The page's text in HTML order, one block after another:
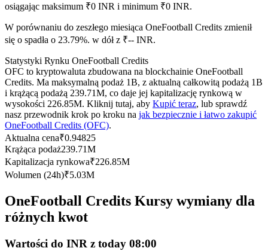
Kontrakty futures wykorzystujące USDC jako zabezpieczenie
Kopiowanie Transakcji
Dołącz do najlepszych traderów
osiągając maksimum ₹0 INR i minimum ₹0 INR.
W porównaniu do zeszłego miesiąca OneFootball Credits zmienił
się o spadła o 23.79%. w dół z ₹-- INR.
Statystyki Rynku OneFootball Credits
OFC to kryptowaluta zbudowana na blockchainie OneFootball
Credits. Ma maksymalną podaż 1B, z aktualną całkowitą podażą 1B
i krążącą podażą 239.71M, co daje jej kapitalizację rynkową w
wysokości 226.85M. Kliknij tutaj, aby Kupić teraz, lub sprawdź
nasz przewodnik krok po kroku na jak bezpiecznie i łatwo zakupić
OneFootball Credits (OFC).
Aktualna cena₹0.94825
Krążąca podaż239.71M
Kapitalizacja rynkowa₹226.85M
Wolumen (24h)₹5.03M
OneFootball Credits Kursy wymiany dla
różnych kwot
Wartości do INR z today 08:00